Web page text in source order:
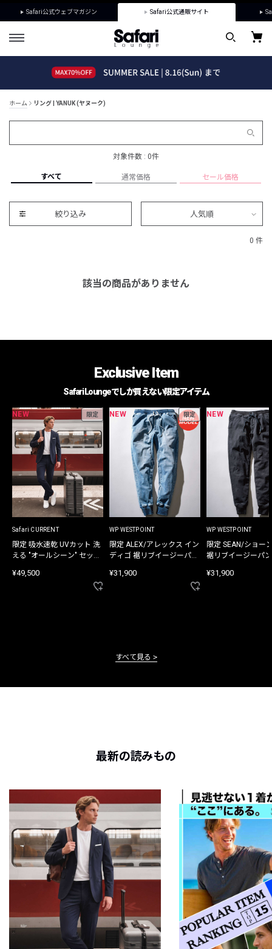
Safari公式ウェブマガジン Safari公式通販サイト
ホーム リング | YANUK (ヤヌーク)
対象件数 : 0件
すべて 通常価格 セール価格
絞り込み 人気順
0 件
該当の商品がありません
Exclusive Item
Safari Loungeでしか買えない限定アイテム
NEW 限定
Safari CURRENT
限定 吸水速乾 UVカット 洗
える "オールシーン" セット
¥49,500
NEW 限定
WP WESTPOINT
限定 ALEX/アレックス イン
ディゴ 裾リブイージーパン
¥31,900
NEW
WP WESTPOINT
限定 SEAN/ショー
裾リブイージーパ
¥31,900
すべて見る
最新の読みもの